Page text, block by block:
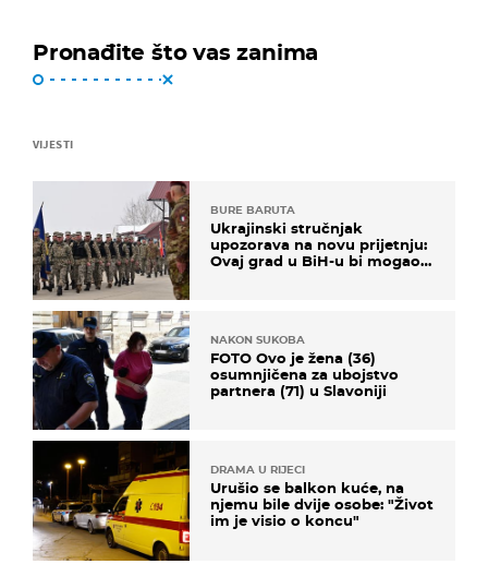
Pronađite što vas zanima
VIJESTI
BURE BARUTA
Ukrajinski stručnjak
upozorava na novu prijetnju:
Ovaj grad u BiH-u bi mogao
NAKON SUKOBA
FOTO Ovo je žena (36)
osumnjičena za ubojstvo
partnera (71) u Slavoniji
DRAMA U RIJECI
Urušio se balkon kuće, na
njemu bile dvije osobe: "Život
im je visio o koncu"